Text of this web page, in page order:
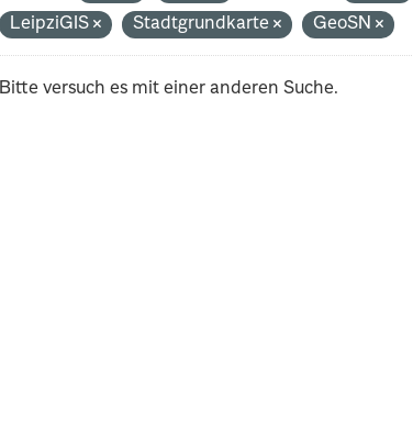
LeipziGIS
Stadtgrundkarte GeoSN
Bitte versuch es mit einer anderen Suche.